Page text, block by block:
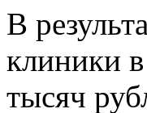
В‭
‬клиники‭
‬тысяч